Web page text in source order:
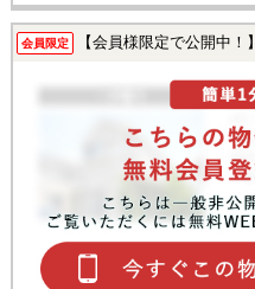
会員限定 【会員様限定で公開中！】